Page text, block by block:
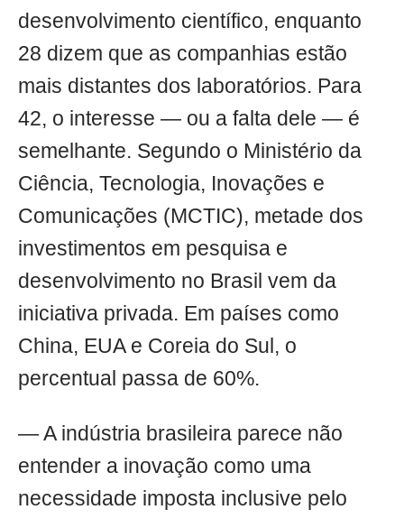
desenvolvimento científico, enquanto
28 dizem que as companhias estão
mais distantes dos laboratórios. Para
42, o interesse — ou a falta dele — é
semelhante. Segundo o Ministério da
Ciência, Tecnologia, Inovações e
Comunicações (MCTIC), metade dos
investimentos em pesquisa e
desenvolvimento no Brasil vem da
iniciativa privada. Em países como
China, EUA e Coreia do Sul, o
percentual passa de 60%.
— A indústria brasileira parece não
entender a inovação como uma
necessidade imposta inclusive pelo